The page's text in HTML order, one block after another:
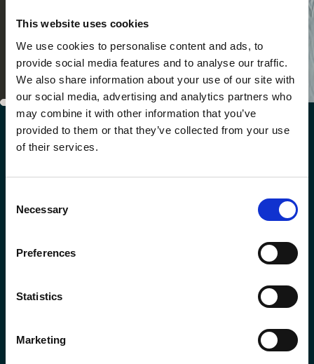
This website uses cookies
We use cookies to personalise content and ads, to
provide social media features and to analyse our traffic.
We also share information about your use of our site with
our social media, advertising and analytics partners who
may combine it with other information that you’ve
provided to them or that they’ve collected from your use
of their services.
Selection
Necessary
Preferences
Statistics
Marketing
GALERIE
Un aperçu de nos hôtels